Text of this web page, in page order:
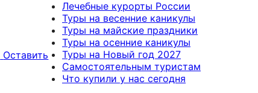
Оставить
Лечебные курорты России
Туры на весенние каникулы
Туры на майские праздники
Туры на осенние каникулы
Туры на Новый год 2027
Самостоятельным туристам
Что купили у нас сегодня